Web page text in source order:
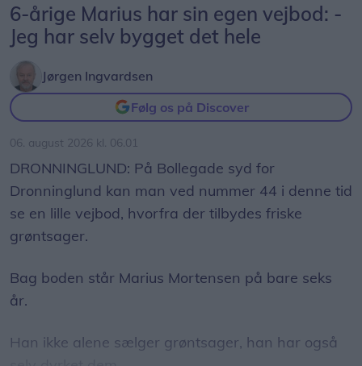
6-årige Marius har sin egen vejbod: -
Jeg har selv bygget det hele
Jørgen Ingvardsen
Følg os på Discover
06. august 2026 kl. 06.01
DRONNINGLUND: På Bollegade syd for
Dronninglund kan man ved nummer 44 i denne tid
se en lille vejbod, hvorfra der tilbydes friske
grøntsager.
Bag boden står Marius Mortensen på bare seks
år.
Han ikke alene sælger grøntsager, han har også